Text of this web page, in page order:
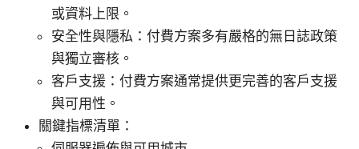
或資料上限。
安全性與隱私：付費方案多有嚴格的無日誌政策
與獨立審核。
客戶支援：付費方案通常提供更完善的客戶支援
與可用性。
關鍵指標清單：